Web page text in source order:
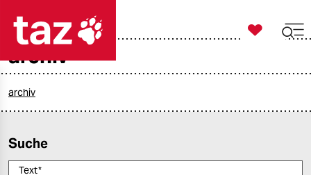
politik

taz zahl ich
archiv
archiv
Suche
Text*